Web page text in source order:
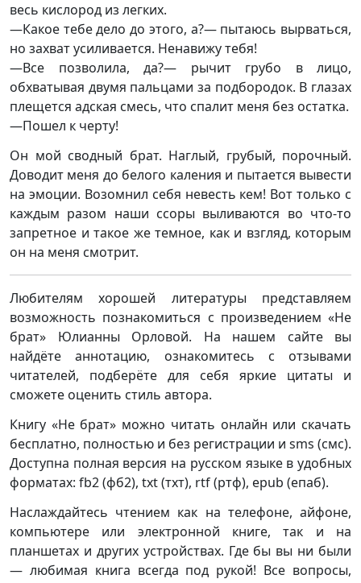
весь кислород из легких.
—Какое тебе дело до этого, а?— пытаюсь вырваться,
но захват усиливается. Ненавижу тебя!
—Все позволила, да?— рычит грубо в лицо,
обхватывая двумя пальцами за подбородок. В глазах
плещется адская смесь, что спалит меня без остатка.
—Пошел к черту!
Он мой сводный брат. Наглый, грубый, порочный.
Доводит меня до белого каления и пытается вывести
на эмоции. Возомнил себя невесть кем! Вот только с
каждым разом наши ссоры выливаются во что-то
запретное и такое же темное, как и взгляд, которым
он на меня смотрит.
Любителям хорошей литературы представляем
возможность познакомиться с произведением «Не
брат» Юлианны Орловой. На нашем сайте вы
найдёте аннотацию, ознакомитесь с отзывами
читателей, подберёте для себя яркие цитаты и
сможете оценить стиль автора.
Книгу «Не брат» можно читать онлайн или скачать
бесплатно, полностью и без регистрации и sms (смс).
Доступна полная версия на русском языке в удобных
форматах: fb2 (фб2), txt (тхт), rtf (ртф), epub (епаб).
Наслаждайтесь чтением как на телефоне, айфоне,
компьютере или электронной книге, так и на
планшетах и других устройствах. Где бы вы ни были
— любимая книга всегда под рукой! Все вопросы,